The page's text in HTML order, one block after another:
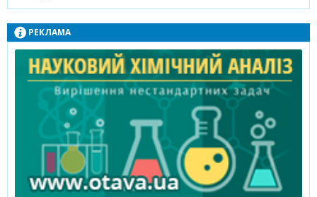
РЕКЛАМА